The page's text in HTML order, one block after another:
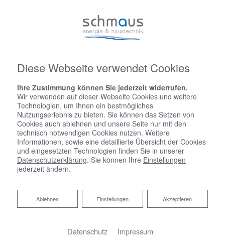
Startseite»Bad»Badinspiration & Musterbäder»Basic-Bad 15,9 ㎡
Basic-Bad 15,9 ㎡
Diese Webseite verwendet Cookies
Ihre Zustimmung können Sie jederzeit widerrufen.
Wir verwenden auf dieser Webseite Cookies und weitere
Technologien, um Ihnen ein bestmögliches
Nutzungserlebnis zu bieten. Sie können das Setzen von
Cookies auch ablehnen und unsere Seite nur mit den
technisch notwendigen Cookies nutzen. Weitere
Informationen, sowie eine detaillierte Übersicht der Cookies
und eingesetzten Technologien finden Sie in unserer
Datenschutzerklärung. Sie können Ihre Einstellungen
jederzeit ändern.
Akzeptieren
Einstellungen
Ablehnen
Ablehnen
Datenschutz Impressum